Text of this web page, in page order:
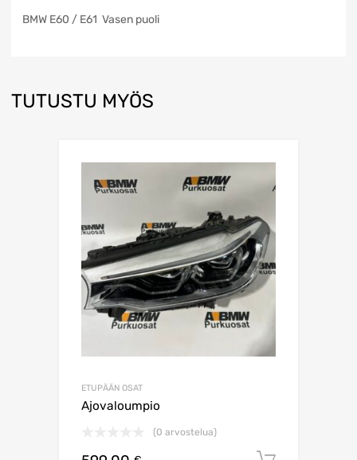
BMW E60 / E61 Vasen puoli
TUTUSTU MYÖS
ETUPÄÄN OSAT
Ajovaloumpio
(0 arvostelua)